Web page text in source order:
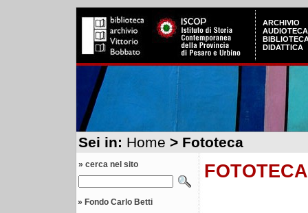
ARCHIVIO
AUDIOTECA
DIDATTICA
Sei in: Home > Fototeca
» cerca nel sito
» Fondo Carlo Betti
FOTOTECA